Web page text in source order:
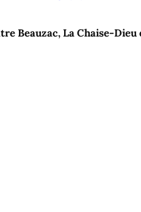
Beauzac, La Chaise-Dieu